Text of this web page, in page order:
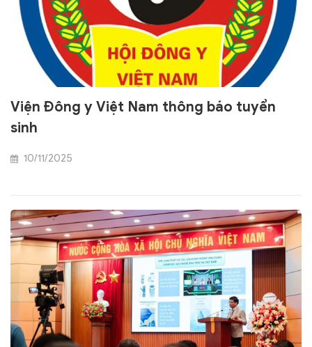
Viện Đông y Việt Nam thông báo tuyển
sinh
10/11/2025